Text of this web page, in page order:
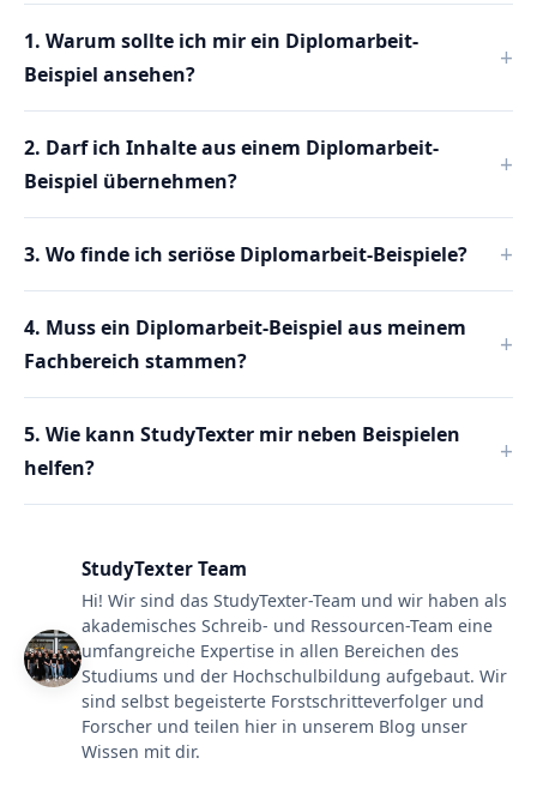
1. Warum sollte ich mir ein Diplomarbeit-
Beispiel ansehen?
2. Darf ich Inhalte aus einem Diplomarbeit-
Beispiel übernehmen?
3. Wo finde ich seriöse Diplomarbeit-Beispiele?
4. Muss ein Diplomarbeit-Beispiel aus meinem
Fachbereich stammen?
5. Wie kann StudyTexter mir neben Beispielen
helfen?
StudyTexter Team
Hi! Wir sind das StudyTexter-Team und wir haben als
akademisches Schreib- und Ressourcen-Team eine
umfangreiche Expertise in allen Bereichen des
Studiums und der Hochschulbildung aufgebaut. Wir
sind selbst begeisterte Forstschritteverfolger und
Forscher und teilen hier in unserem Blog unser
Wissen mit dir.